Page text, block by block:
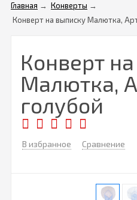
Главная → Конверты →
Конверт на выписку Малютка,
Конверт
Малютка,
голубой
В избранное Сравнение